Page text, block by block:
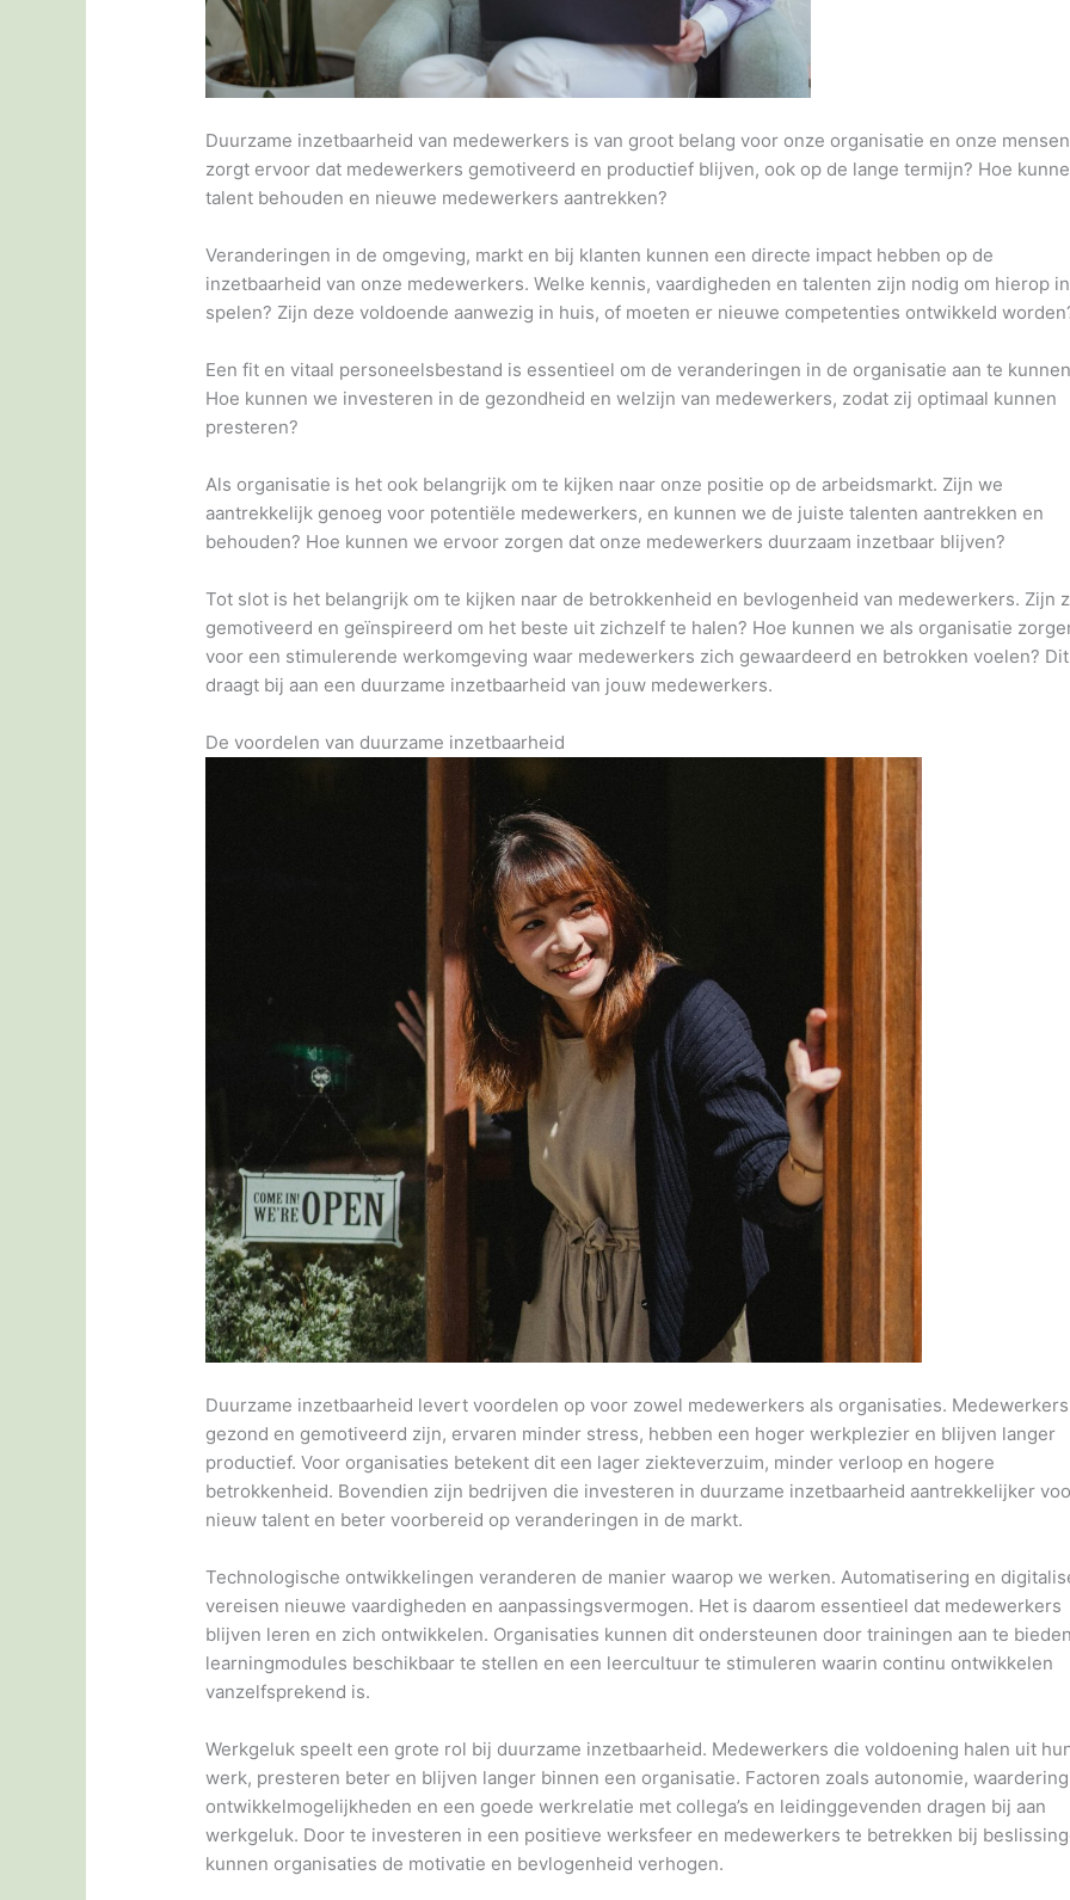
Duurzame inzetbaarheid van medewerkers is van groot belang voor onze organisatie en onze
zorgt ervoor dat medewerkers gemotiveerd en productief blijven, ook op de lange termijn? Hoe
talent behouden en nieuwe medewerkers aantrekken?
Veranderingen in de omgeving, markt en bij klanten kunnen een directe impact hebben op de
inzetbaarheid van onze medewerkers. Welke kennis, vaardigheden en talenten zijn nodig om hierop
spelen? Zijn deze voldoende aanwezig in huis, of moeten er nieuwe competenties ontwikkeld
Een fit en vitaal personeelsbestand is essentieel om de veranderingen in de organisatie aan te
Hoe kunnen we investeren in de gezondheid en welzijn van medewerkers, zodat zij optimaal kunnen
presteren?
Als organisatie is het ook belangrijk om te kijken naar onze positie op de arbeidsmarkt. Zijn we
aantrekkelijk genoeg voor potentiële medewerkers, en kunnen we de juiste talenten aantrekken en
behouden? Hoe kunnen we ervoor zorgen dat onze medewerkers duurzaam inzetbaar blijven?
Tot slot is het belangrijk om te kijken naar de betrokkenheid en bevlogenheid van medewerkers. Zijn
gemotiveerd en geïnspireerd om het beste uit zichzelf te halen? Hoe kunnen we als organisatie
voor een stimulerende werkomgeving waar medewerkers zich gewaardeerd en betrokken voelen? Dit
draagt bij aan een duurzame inzetbaarheid van jouw medewerkers.
De voordelen van duurzame inzetbaarheid
Duurzame inzetbaarheid levert voordelen op voor zowel medewerkers als organisaties.
gezond en gemotiveerd zijn, ervaren minder stress, hebben een hoger werkplezier en blijven langer
productief. Voor organisaties betekent dit een lager ziekteverzuim, minder verloop en hogere
betrokkenheid. Bovendien zijn bedrijven die investeren in duurzame inzetbaarheid aantrekkelijker
nieuw talent en beter voorbereid op veranderingen in de markt.
Technologische ontwikkelingen veranderen de manier waarop we werken. Automatisering en
vereisen nieuwe vaardigheden en aanpassingsvermogen. Het is daarom essentieel dat medewerkers
blijven leren en zich ontwikkelen. Organisaties kunnen dit ondersteunen door trainingen aan te
learningmodules beschikbaar te stellen en een leercultuur te stimuleren waarin continu ontwikkelen
vanzelfsprekend is.
Werkgeluk speelt een grote rol bij duurzame inzetbaarheid. Medewerkers die voldoening halen uit
werk, presteren beter en blijven langer binnen een organisatie. Factoren zoals autonomie,
ontwikkelmogelijkheden en een goede werkrelatie met collega’s en leidinggevenden dragen bij aan
werkgeluk. Door te investeren in een positieve werksfeer en medewerkers te betrekken bij
kunnen organisaties de motivatie en bevlogenheid verhogen.